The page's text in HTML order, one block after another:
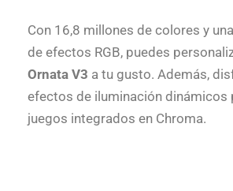
Con 16,8 millones de colores y
de efectos RGB, puedes
Ornata V3 a tu gusto. Además,
efectos de iluminación dinámicos
juegos integrados en Chroma.